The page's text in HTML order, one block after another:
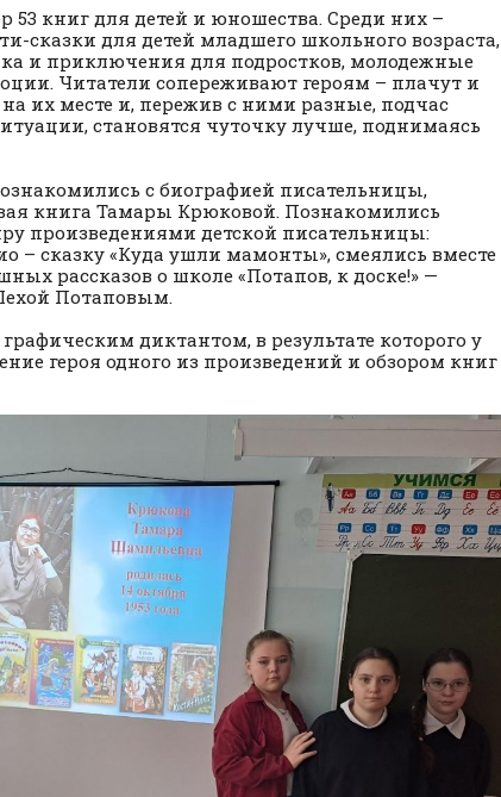
53 книг для детей и юношества. Среди них –
сказки для детей младшего школьного возраста,
и приключения для подростков, молодежные
Читатели сопереживают героям – плачут и
их месте и, пережив с ними разные, подчас
становятся чуточку лучше, поднимаясь
с биографией писательницы,
книга Тамары Крюковой. Познакомились
произведениями детской писательницы:
– сказку «Куда ушли мамонты», смеялись вместе
рассказов о школе «Потапов, к доске!» —
Потаповым.
диктантом, в результате которого у
героя одного из произведений и обзором книг